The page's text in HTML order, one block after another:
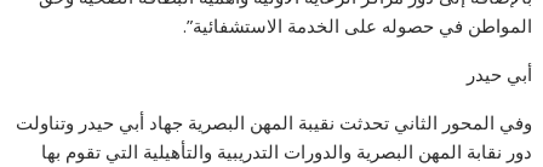
المواطن في حصوله على الخدمة الاستشفائية”.
أبي حيدر
وفي المحور الثاني تحدثت نقيبة المهن البصرية جهاد أبي حيدر وتناولت
دور نقابة المهن البصرية والدورات التدريبية والتأهيلية التي تقوم بها